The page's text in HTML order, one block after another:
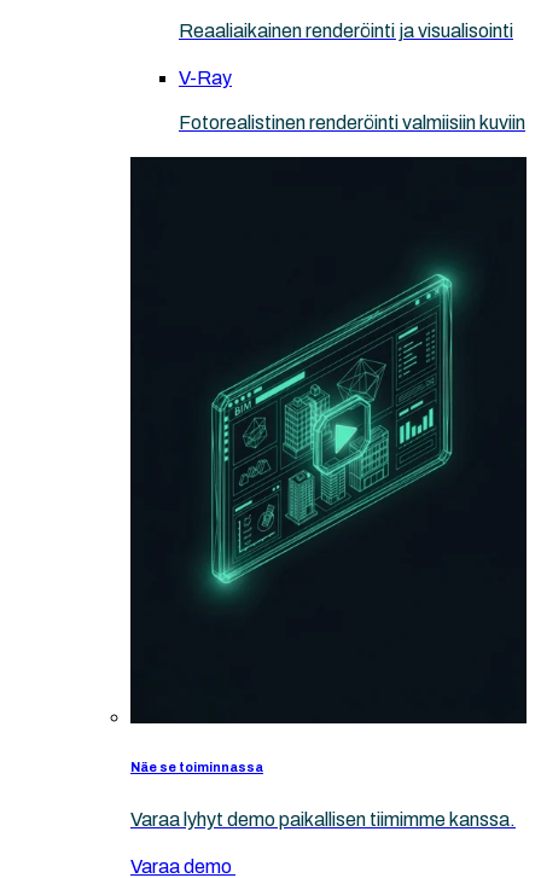
Reaaliaikainen renderöinti ja visualisointi
V-Ray
Fotorealistinen renderöinti valmiisiin kuviin
Näe se toiminnassa
Varaa lyhyt demo paikallisen tiimimme kanssa.
Varaa demo